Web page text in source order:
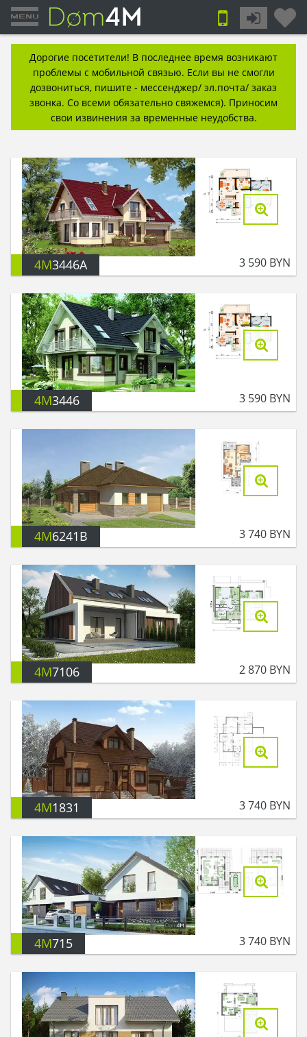
Дорогие посетители! В последнее время возникают
проблемы с мобильной связью. Если вы не смогли
дозвониться, пишите - мессенджер/ эл.почта/ заказ
звонка. Со всеми обязательно свяжемся). Приносим
свои извинения за временные неудобства.
4M3446A 3 590 BYN
4M3446 3 590 BYN
4M6241B 3 740 BYN
4M7106 2 870 BYN
4M1831 3 740 BYN
4M715 3 740 BYN